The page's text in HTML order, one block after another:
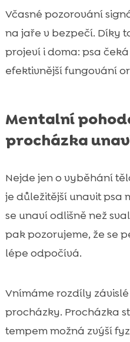
Včasné pozorování
na jaře v bezpečí. Díky
projeví i doma: psa
efektivnější fungování
Mentalní
procházka
Nejde jen o vyběhání
je důležitější unavit psa
se unaví odlišně než
pak pozorujeme, že se
lépe odpočívá.
Vnímáme rozdíly
procházky. Procházka
tempem možná zvýší